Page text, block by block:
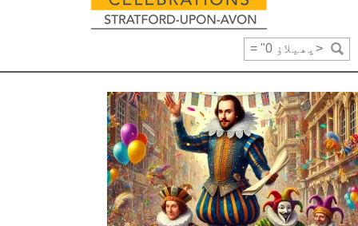
"1425"
bbox_h
=
"900"
fsize
=
"16"
fweight
=
"3"
سرخ
=
"65"